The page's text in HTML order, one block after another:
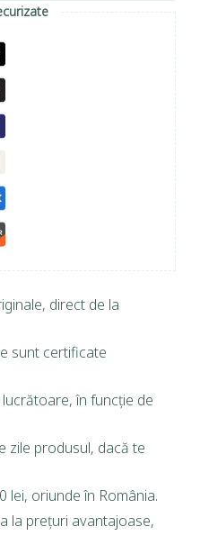
direct de la
sunt certificate
în funcție de
zile produsul, dacă te
lei, oriunde în România.
la prețuri avantajoase,